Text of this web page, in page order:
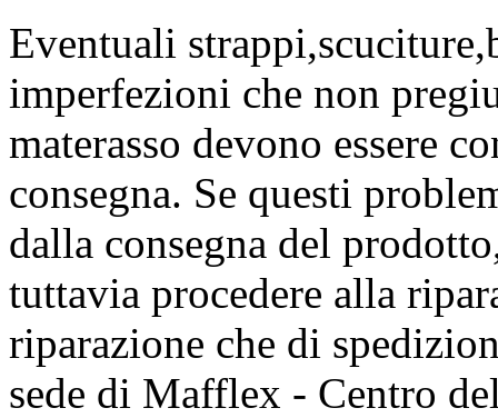
Eventuali
imperfezioni che non
materasso devono essere
consegna. Se questi
dalla consegna del
tuttavia procedere alla
riparazione che di
sede di Mafflex - Centro